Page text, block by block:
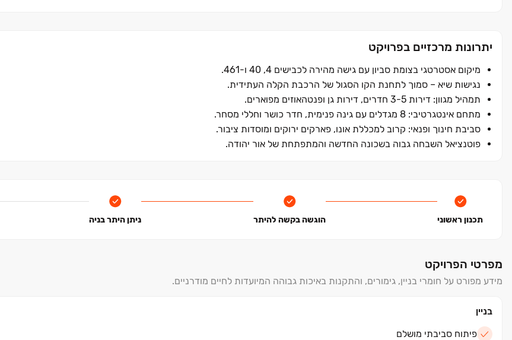
יתרונות מרכזיים בפרויקט
מיקום אסטרטגי בצומת סביון עם גישה מהירה לכבישים 4, 40 ו-461.
נגישות שיא – סמוך לתחנת הקו הסגול של הרכבת הקלה העתידית.
תמהיל מגוון: דירות 3-5 חדרים, דירות גן ופנטהאוזים מפוארים.
מתחם אינטגרטיבי: 8 מגדלים עם גינה פנימית, חדר כושר וחללי מסחר.
סביבת חינוך ופנאי: קרוב למכללת אונו, פארקים ירוקים ומוסדות ציבור.
פוטנציאל השבחה גבוה בשכונה החדשה והמתפתחת של אור יהודה.
תכנון ראשוני הוגשה בקשה להיתר ניתן היתר בניה
מפרטי הפרויקט
מידע מפורט על חומרי בניין, גימורים, והתקנות באיכות גבוהה המיועדות לחיים מודרניים.
בניין
פיתוח סביבתי מושלם